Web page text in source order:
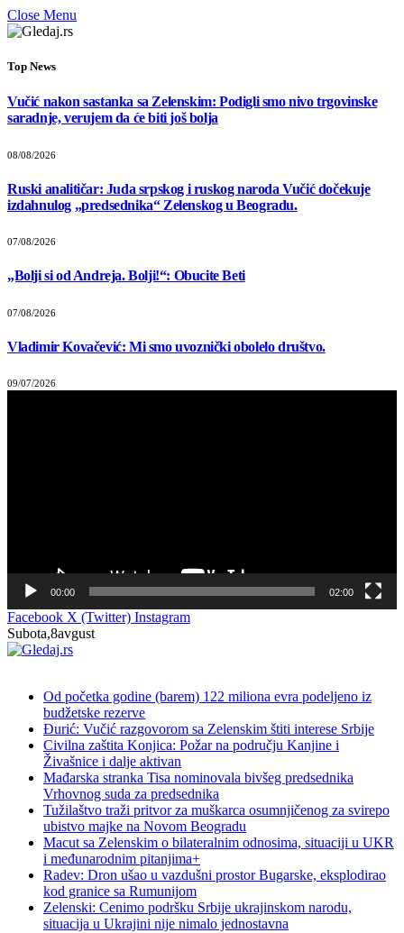
Close Menu
Top News
Vučić nakon sastanka sa Zelenskim: Podigli smo nivo trgovinske
saradnje, verujem da će biti još bolja
08/08/2026
Ruski analitičar: Juda srpskog i ruskog naroda Vučić dočekuje
izdahnulog „predsednika“ Zelenskog u Beogradu.
07/08/2026
„Bolji si od Andreja. Bolji!“: Obucite Beti
07/08/2026
Vladimir Kovačević: Mi smo uvoznički obolelo društvo.
09/07/2026
00:00 02:00
Facebook X (Twitter) Instagram
Subota,8avgust
Od početka godine (barem) 122 miliona evra podeljeno iz
budžetske rezerve
Đurić: Vučić razgovorom sa Zelenskim štiti interese Srbije
Civilna zaštita Konjica: Požar na području Kanjine i
Živašnice i dalje aktivan
Mađarska stranka Tisa nominovala bivšeg predsednika
Vrhovnog suda za predsednika
Tužilaštvo traži pritvor za muškarca osumnjičenog za svirepo
ubistvo majke na Novom Beogradu
Macut sa Zelenskim o bilateralnim odnosima, situaciji u UKR
i međunarodnim pitanjima+
Radev: Dron ušao u vazdušni prostor Bugarske, eksplodirao
kod granice sa Rumunijom
Zelenski: Cenimo podršku Srbije ukrajinskom narodu,
situacija u Ukrajini nije nimalo jednostavna